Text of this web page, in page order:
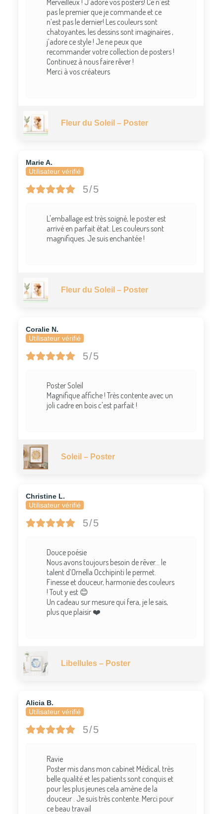
pas le premier que je commande et ce
n’est pas le dernier! Les couleurs sont
chatoyantes, les dessins sont imaginaires ,
j’adore ce style ! Je ne peux que
recommander votre collection de posters !
Continuez à nous faire rêver !
Merci à vos créateurs
Fleur du Soleil – Poster
Marie A.
Utilisateur vérifié
5/5
L'emballage est très soigné, le poster est
arrivé en parfait état. Les couleurs sont
magnifiques. Je suis enchantée !
Fleur du Soleil – Poster
Coralie N.
Utilisateur vérifié
5/5
Poster Soleil
Magnifique affiche ! Très contente avec un
joli cadre en bois c'est parfait !
Soleil – Poster
Christine L.
Utilisateur vérifié
5/5
Douce poésie
Nous avons toujours besoin de rêver… le
talent d’Ornella Occhipinti le permet.
Finesse et douceur, harmonie des couleurs
! Tout y est 😊
Un cadeau sur mesure qui fera, je le sais,
plus que plaisir ❤️
Libellules – Poster
Alicia B.
Utilisateur vérifié
5/5
Ravie
Poster mis dans mon cabinet Médical, très
belle qualité et les patients sont conquis et
pour les plus jeunes cela amène de la
douceur . Je suis très contente. Merci pour
ce beau travail